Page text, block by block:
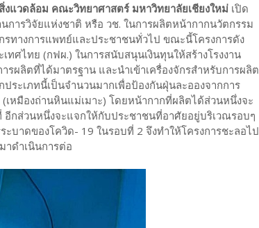
แวดล้อม คณะวิทยาศาสตร์ มหาวิทยาลัยเชียงใหม่ เปิด
การวิจัยแห่งชาติ หรือ วช. ในการผลิตหน้ากากนวัตกรรม
ทางการแพทย์และประชาชนทั่วไป ขณะนี้โครงการดัง
ศไทย (กฟผ.) ในการสนับสนุนเงินทุนให้สร้างโรงงาน
ผลิตที่ได้มาตรฐาน และนำเข้าเครื่องจักรสำหรับการผลิต
ระเภทนี้เป็นจำนวนมากเพื่อป้องกันฝุ่นละอองจากการ
เหมืองถ่านหินแม่เมาะ) โดยหน้ากากที่ผลิตได้ส่วนหนึ่งจะ
กส่วนหนึ่งจะแจกให้กับประชาชนที่อาศัยอยู่บริเวณรอบๆ
บาดของโควิด- 19 ในรอบที่ 2 จึงทำให้โครงการชะลอไป
าดำเนินการต่อ